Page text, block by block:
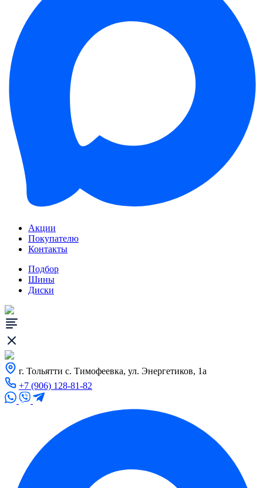
Акции
Покупателю
Контакты
Подбор
Шины
Диски
г. Тольятти с. Тимофеевка, ул. Энергетиков, 1а
+7 (906) 128-81-82